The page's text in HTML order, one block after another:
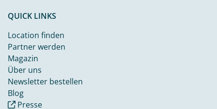
QUICK LINKS
Location finden
Partner werden
Magazin
Über uns
Newsletter bestellen
Blog
Presse